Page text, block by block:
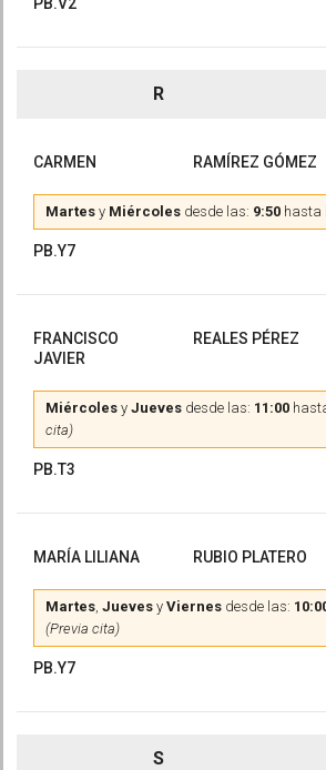
R
CARMEN RAMÍREZ GÓMEZ
Martes y Miércoles desde las: 9:50 hasta
PB.Y7
FRANCISCO
JAVIER
REALES PÉREZ
Miércoles y Jueves desde las: 11:00
cita)
PB.T3
MARÍA LILIANA RUBIO PLATERO
Martes, Jueves y Viernes desde las:
(Previa cita)
PB.Y7
S